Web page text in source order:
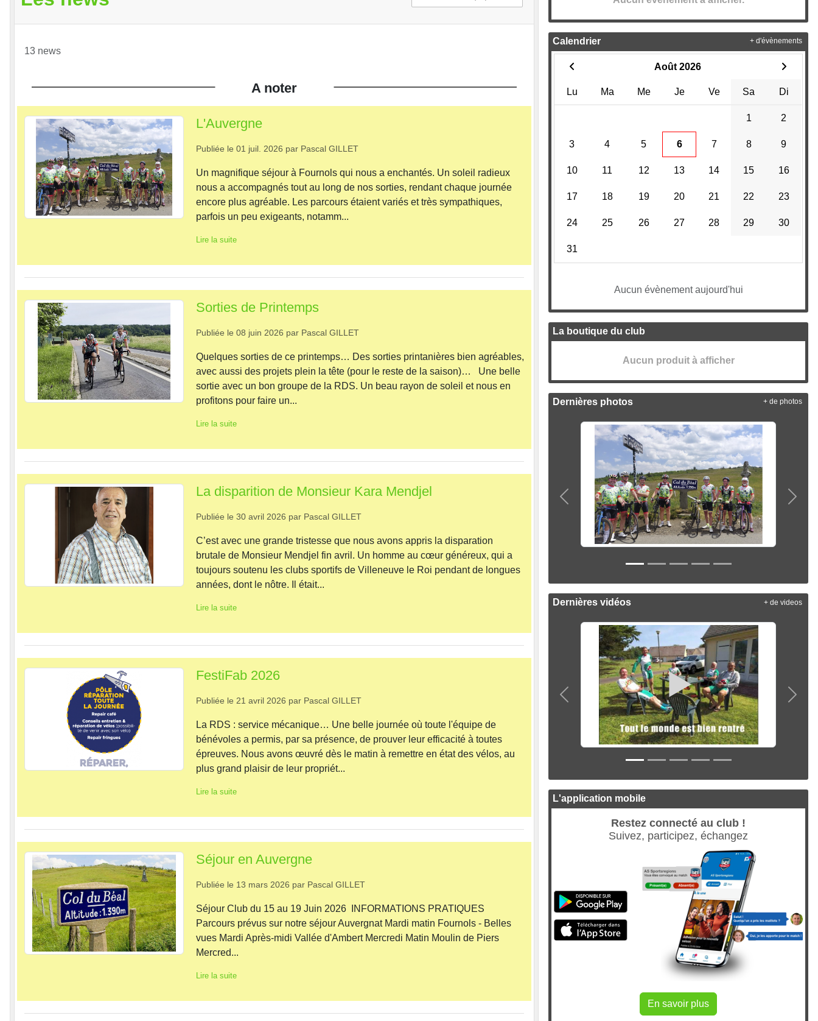
13 news
A noter
L'Auvergne
Publiée le 01 juil. 2026 par Pascal GILLET
Un magnifique séjour à Fournols qui nous a enchantés. Un soleil radieux
nous a accompagnés tout au long de nos sorties, rendant chaque journée
encore plus agréable. Les parcours étaient variés et très sympathiques,
parfois un peu exigeants, notamm...
Lire la suite
Sorties de Printemps
Publiée le 08 juin 2026 par Pascal GILLET
Quelques sorties de ce printemps… Des sorties printanières bien agréables,
avec aussi des projets plein la tête (pour le reste de la saison)… Une belle
sortie avec un bon groupe de la RDS. Un beau rayon de soleil et nous en
profitons pour faire un...
Lire la suite
La disparition de Monsieur Kara Mendjel
Publiée le 30 avril 2026 par Pascal GILLET
C’est avec une grande tristesse que nous avons appris la disparation
brutale de Monsieur Mendjel fin avril. Un homme au cœur généreux, qui a
toujours soutenu les clubs sportifs de Villeneuve le Roi pendant de longues
années, dont le nôtre. Il était...
Lire la suite
FestiFab 2026
Publiée le 21 avril 2026 par Pascal GILLET
La RDS : service mécanique… Une belle journée où toute l'équipe de
bénévoles a permis, par sa présence, de prouver leur efficacité à toutes
épreuves. Nous avons œuvré dès le matin à remettre en état des vélos, au
plus grand plaisir de leur propriét...
Lire la suite
Séjour en Auvergne
Publiée le 13 mars 2026 par Pascal GILLET
Séjour Club du 15 au 19 Juin 2026 INFORMATIONS PRATIQUES
Parcours prévus sur notre séjour Auvergnat Mardi matin Fournols - Belles
vues Mardi Après-midi Vallée d'Ambert Mercredi Matin Moulin de Piers
Mercred...
Lire la suite
Calendrier
Août 2026
Lu Ma Me Je Ve Sa Di
1 2
3 4 5 6 7 8 9
10 11 12 13 14 15 16
17 18 19 20 21 22 23
24 25 26 27 28 29 30
31
Aucun évènement aujourd'hui
+ d'évènements
La boutique du club
Aucun produit à afficher
Dernières photos
Précedent
+ de photos
Dernières vidéos
Précedent
+ de videos
L'application mobile
Restez connecté au club !
Suivez, participez, échangez
En savoir plus